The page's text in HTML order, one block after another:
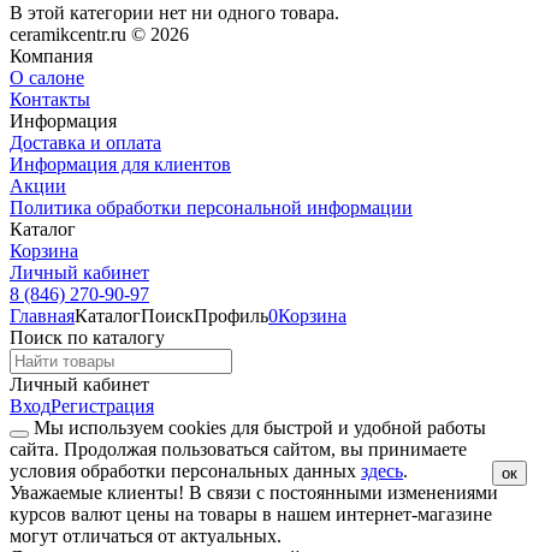
В этой категории нет ни одного товара.
ceramikcentr.ru © 2026
Компания
О салоне
Контакты
Информация
Доставка и оплата
Информация для клиентов
Акции
Политика обработки персональной информации
Каталог
Корзина
Личный кабинет
8 (846) 270-90-97
ГлавнаяКаталогПоискПрофиль0Корзина
Поиск по каталогу
Личный кабинет
ВходРегистрация
Мы используем cookies для быстрой и удобной работы
сайта. Продолжая пользоваться сайтом, вы принимаете
условия обработки персональных данных здесь. ок
Уважаемые клиенты! В связи с постоянными изменениями
курсов валют цены на товары в нашем интернет-магазине
могут отличаться от актуальных.